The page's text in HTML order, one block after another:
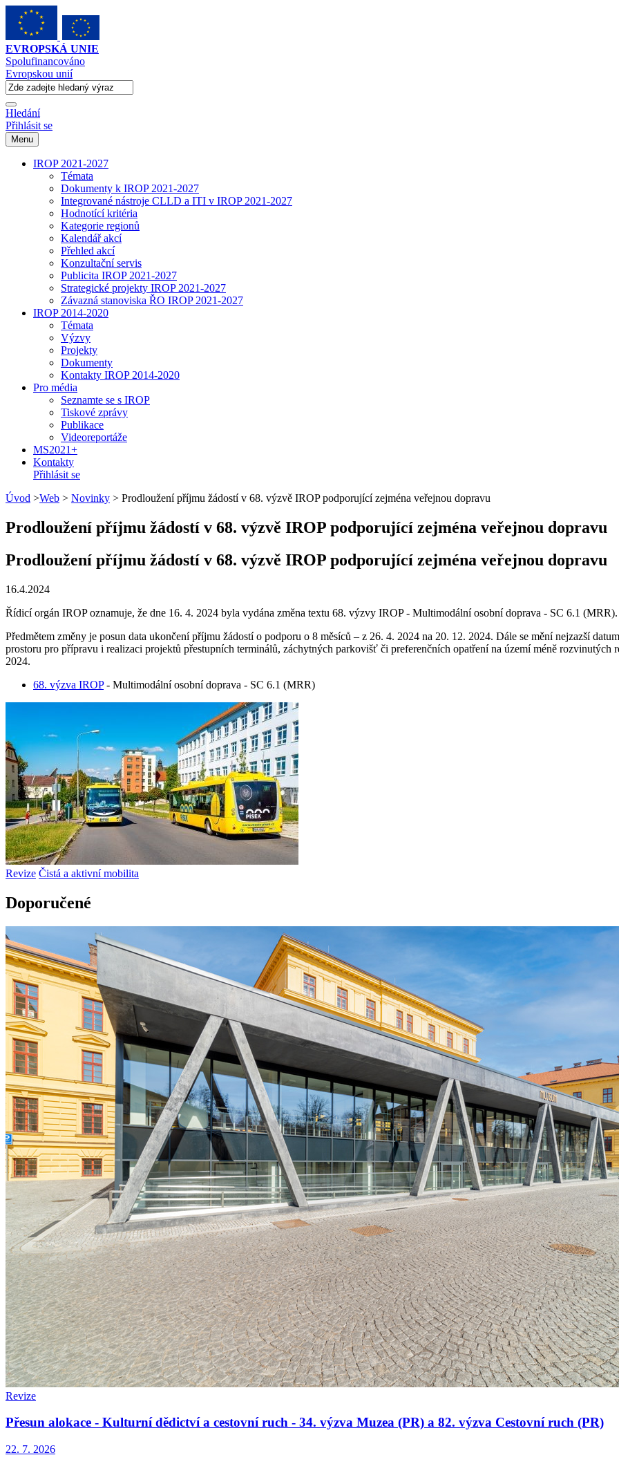
EVROPSKÁ UNIE
Spolufinancováno
Evropskou unií
Hledání
Přihlásit se
Menu
IROP 2021-2027
Témata
Dokumenty k IROP 2021-2027
Integrované nástroje CLLD a ITI v IROP 2021-2027
Hodnotící kritéria
Kategorie regionů
Kalendář akcí
Přehled akcí
Konzultační servis
Publicita IROP 2021-2027
Strategické projekty IROP 2021-2027
Závazná stanoviska ŘO IROP 2021-2027
IROP 2014-2020
Témata
Výzvy
Projekty
Dokumenty
Kontakty IROP 2014-2020
Pro média
Seznamte se s IROP
Tiskové zprávy
Publikace
Videoreportáže
MS2021+
Kontakty
Přihlásit se
Úvod >Web > Novinky > Prodloužení příjmu žádostí v 68. výzvě IROP podporující zejména veřejnou dopravu
Prodloužení příjmu žádostí v 68. výzvě IROP podporující zejména veřejnou dopravu
Prodloužení příjmu žádostí v 68. výzvě IROP podporující zejména veřejnou dopravu
16.4.2024
Řídicí orgán IROP oznamuje, že dne 16. 4. 2024 byla vydána změna textu 68. výzvy IROP - Multimodální osobní doprava - SC 6.1 (MRR).
Předmětem změny je posun data ukončení příjmu žádostí o podporu o 8 měsíců – z 26. 4. 2024 na 20. 12. 2024. Dále se mění nejzazší
prostoru pro přípravu i realizaci projektů přestupních terminálů, záchytných parkovišť či preferenčních opatření na území méně
2024.
68. výzva IROP- Multimodální osobní doprava - SC 6.1 (MRR)
Revize Čistá a aktivní mobilita
Doporučené
Revize
Přesun alokace - Kulturní dědictví a cestovní ruch - 34. výzva Muzea (PR) a 82. výzva Cestovní ruch (PR)
22. 7. 2026